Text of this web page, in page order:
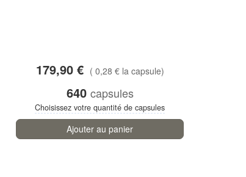
179,90 € ( 0,28 € la capsule)
640 capsules
Choisissez votre quantité de capsules
Ajouter au panier